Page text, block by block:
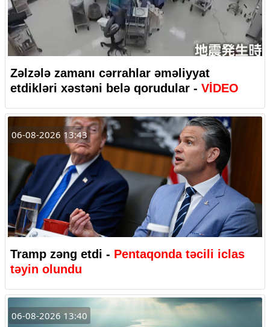
Zəlzələ zamanı cərrahlar əməliyyat
etdikləri xəstəni belə qorudular - VİDEO
06-08-2026 13:43
Tramp zəng etdi - Pentaqonda təcili iclas
təyin olundu
06-08-2026 13:40